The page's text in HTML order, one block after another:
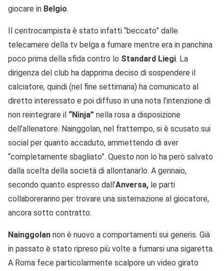
giocare in Belgio.
Il centrocampista è stato infatti “beccato” dalle
telecamere della tv belga a fumare mentre era in panchina
poco prima della sfida contro lo Standard Liegi. La
dirigenza del club ha dapprima deciso di sospendere il
calciatore, quindi (nel fine settimana) ha comunicato al
diretto interessato e poi diffuso in una nota l’intenzione di
non reintegrare il “Ninja” nella rosa a disposizione
dell’allenatore. Nainggolan, nel frattempo, si è scusato sui
social per quanto accaduto, ammettendo di aver
“completamente sbagliato”. Questo non lo ha però salvato
dalla scelta della società di allontanarlo. A gennaio,
secondo quanto espresso dall’Anversa, le parti
collaboreranno per trovare una sistemazione al giocatore,
ancora sotto contratto.
Nainggolan non è nuovo a comportamenti sui generis. Già
in passato è stato ripreso più volte a fumarsi una sigaretta.
A Roma fece particolarmente scalpore un video girato